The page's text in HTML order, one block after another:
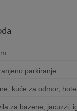
parkiranje
kuće za odmor,
za bazene, jacuzzi,